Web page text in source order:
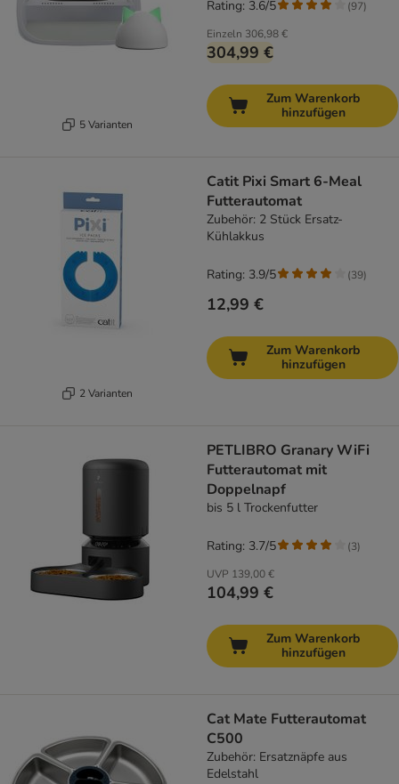
5 Varianten
Einzeln 306,98 €
304,99 €
Rating: 3.6/5 (97)
Zum Warenkorb
hinzufügen
2 Varianten
Catit Pixi Smart 6-Meal
Futterautomat
Zubehör: 2 Stück Ersatz-
Kühlakkus
12,99 €
Rating: 3.9/5 (39)
Zum Warenkorb
hinzufügen
PETLIBRO Granary WiFi
Futterautomat mit
Doppelnapf
bis 5 l Trockenfutter
UVP 139,00 €
104,99 €
Rating: 3.7/5 (3)
Zum Warenkorb
hinzufügen
Cat Mate Futterautomat
C500
Zubehör: Ersatznäpfe aus
Edelstahl